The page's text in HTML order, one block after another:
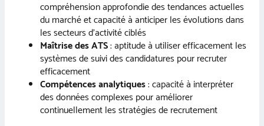
compréhension approfondie des tendances actuelles
du marché et capacité à anticiper les évolutions dans
les secteurs d’activité ciblés
Maîtrise des ATS: aptitude à utiliser efficacement les
systèmes de suivi des candidatures pour recruter
efficacement
Compétences analytiques: capacité à interpréter
des données complexes pour améliorer
continuellement les stratégies de recrutement